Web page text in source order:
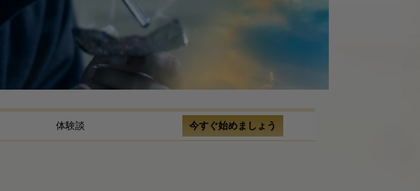
存在のダイナミックス
感情のトーン･スケール
エシックスとコンディション
広報活動の基礎
Video
体験談 今すぐ始めましょう